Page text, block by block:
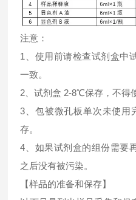
注意：
1、使用前请检查试剂盒中
一致。
2、试剂盒 2-8℃保存，不得
3、包被微孔板单次未使
存。
4、如果试剂盒的组份需要
之后没有被污染。
【样品的准备和保存】